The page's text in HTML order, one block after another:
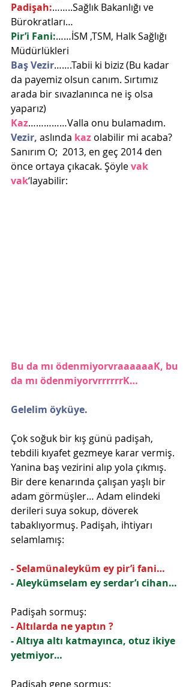
Padişah:……..Sağlık Bakanlığı ve
Bürokratları…
Pir’i Fani:……İSM ,TSM, Halk Sağlığı
Müdürlükleri
Baş Vezir…….Tabii ki biziz (Bu kadar
da payemiz olsun canım. Sırtımız
arada bir sıvazlanınca ne iş olsa
yaparız)
Kaz……………Valla onu bulamadım.
Vezir, aslında kaz olabilir mi acaba?
Sanırım O;  2013, en geç 2014 den
önce ortaya çıkacak. Şöyle vak
vak‘layabilir:
Bu da mı ödenmiyorvraaaaaaK, bu
da mı ödenmiyorvrrrrrrK…
Gelelim öyküye.
Çok soğuk bir kış günü padişah,
tebdili kıyafet gezmeye karar vermiş.
Yanina baş vezirini alıp yola çıkmış.
Bir dere kenarında çalışan yaşlı bir
adam görmüşler… Adam elindeki
derileri suya sokup, döverek
tabaklıyormuş. Padişah, ihtiyarı
selamlamış:
- Selamünaleyküm ey pir’i fani…
- Aleykümselam ey serdar’ı cihan…
Padişah sormuş:
- Altılarda ne yaptın ?
- Altıya altı katmayınca, otuz ikiye
yetmiyor…
Padişah gene sormuş: